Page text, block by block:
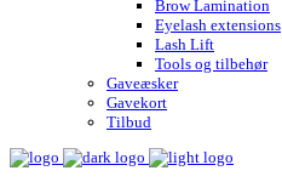
Brow Lamination
Eyelash extensions
Lash Lift
Tools og tilbehør
Gaveæsker
Gavekort
Tilbud